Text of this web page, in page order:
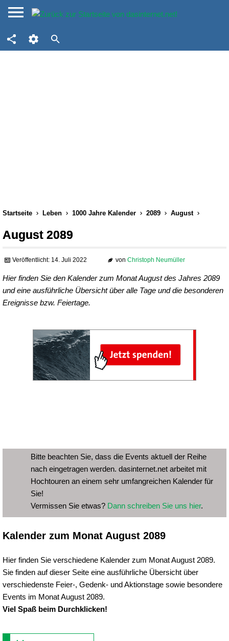
Startseite Leben 1000 Jahre Kalender 2089 August
August 2089
Veröffentlicht: 14. Juli 2022 von Christoph Neumüller
Hier finden Sie den Kalender zum Monat August des Jahres 2089
und eine ausführliche Übersicht über alle Tage und die besonderen
Ereignisse bzw. Feiertage.
Bitte beachten Sie, dass die Events aktuell der Reihe
nach eingetragen werden. dasinternet.net arbeitet mit
Hochtouren an einem sehr umfangreichen Kalender für
Sie!
Vermissen Sie etwas? Dann schreiben Sie uns hier.
Kalender zum Monat August 2089
Hier finden Sie verschiedene Kalender zum Monat August 2089.
Sie finden auf dieser Seite eine ausführliche Übersicht über
verschiedenste Feier-, Gedenk- und Aktionstage sowie besondere
Events im Monat August 2089.
Viel Spaß beim Durchklicken!